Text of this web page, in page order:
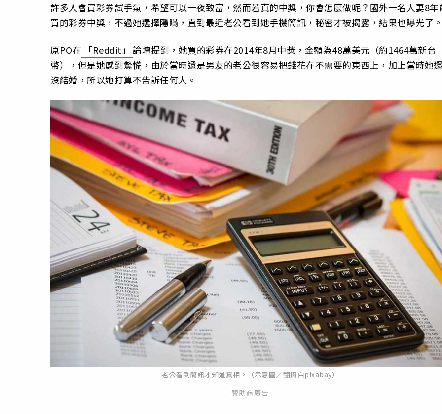
許多人會買彩券試手氣，希望可以一夜致富，然而若真的中獎，你會怎麼做呢？國外一名人妻8年
買的彩券中獎，不過她選擇隱瞞，直到最近老公看到她手機簡訊，秘密才被揭露，結果也曝光了。
原PO在 「Reddit」 論壇提到，她買的彩券在2014年8月中獎，金額為48萬美元（約1464萬新台
幣），但是她感到驚慌，由於當時還是男友的老公很容易把錢花在不需要的東西上，加上當時她還
沒結婚，所以她打算不告訴任何人。
老公看到簡訊才知道真相。（示意圖／翻攝自pixabay）